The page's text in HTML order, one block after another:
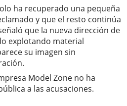
ha recuperado una pequeña
y que el resto continúa
que la nueva dirección de
explotando material
su imagen sin
Model Zone no ha
a las acusaciones.